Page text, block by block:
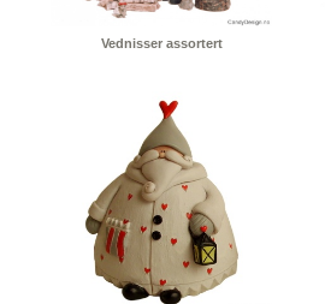
Vednisser assortert